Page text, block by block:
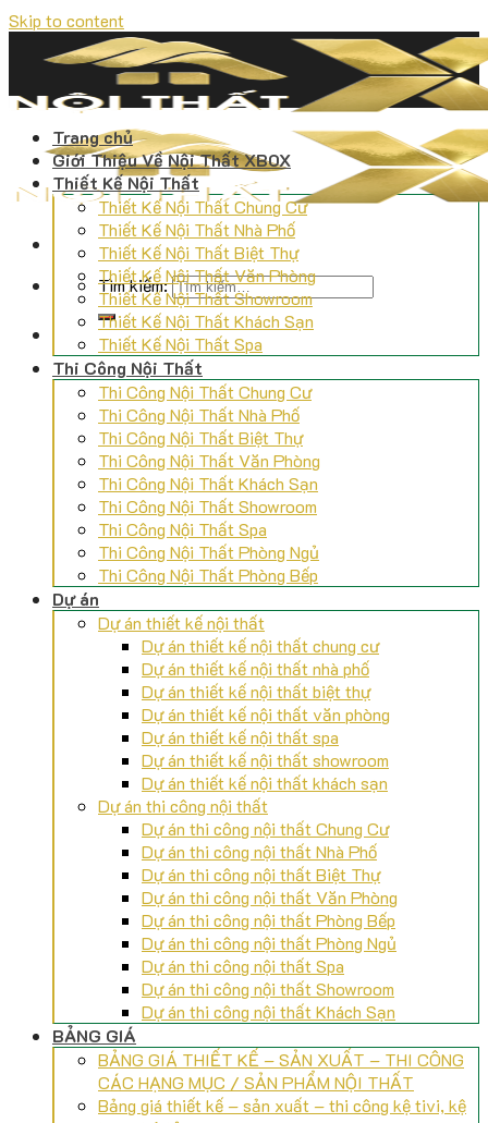
Skip to content
Tìm kiếm:
Trang chủ
Giới Thiệu Về Nội Thất XBOX
Thiết Kế Nội Thất
Thiết Kế Nội Thất Chung Cư
Thiết Kế Nội Thất Nhà Phố
Thiết Kế Nội Thất Biệt Thự
Thiết Kế Nội Thất Văn Phòng
Thiết Kế Nội Thất Showroom
Thiết Kế Nội Thất Khách Sạn
Thiết Kế Nội Thất Spa
Thi Công Nội Thất
Thi Công Nội Thất Chung Cư
Thi Công Nội Thất Nhà Phố
Thi Công Nội Thất Biệt Thự
Thi Công Nội Thất Văn Phòng
Thi Công Nội Thất Khách Sạn
Thi Công Nội Thất Showroom
Thi Công Nội Thất Spa
Thi Công Nội Thất Phòng Ngủ
Thi Công Nội Thất Phòng Bếp
Dự án
Dự án thiết kế nội thất
Dự án thiết kế nội thất chung cư
Dự án thiết kế nội thất nhà phố
Dự án thiết kế nội thất biệt thự
Dự án thiết kế nội thất văn phòng
Dự án thiết kế nội thất spa
Dự án thiết kế nội thất showroom
Dự án thiết kế nội thất khách sạn
Dự án thi công nội thất
Dự án thi công nội thất Chung Cư
Dự án thi công nội thất Nhà Phố
Dự án thi công nội thất Biệt Thự
Dự án thi công nội thất Văn Phòng
Dự án thi công nội thất Phòng Bếp
Dự án thi công nội thất Phòng Ngủ
Dự án thi công nội thất Spa
Dự án thi công nội thất Showroom
Dự án thi công nội thất Khách Sạn
BẢNG GIÁ
BẢNG GIÁ THIẾT KẾ – SẢN XUẤT – THI CÔNG
CÁC HẠNG MỤC / SẢN PHẨM NỘI THẤT
Bảng giá thiết kế – sản xuất – thi công kệ tivi, kệ